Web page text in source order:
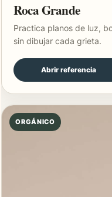
Roca Grande
Practica planos de luz,
sin dibujar cada grieta.
Abrir referencia
ORGÁNICO